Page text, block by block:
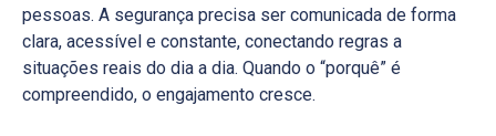
pessoas. A segurança precisa ser comunicada de forma
clara, acessível e constante, conectando regras a
situações reais do dia a dia. Quando o “porquê” é
compreendido, o engajamento cresce.